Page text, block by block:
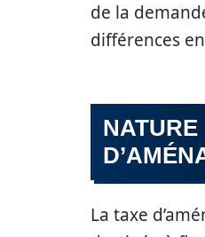
de la
différences
La taxe